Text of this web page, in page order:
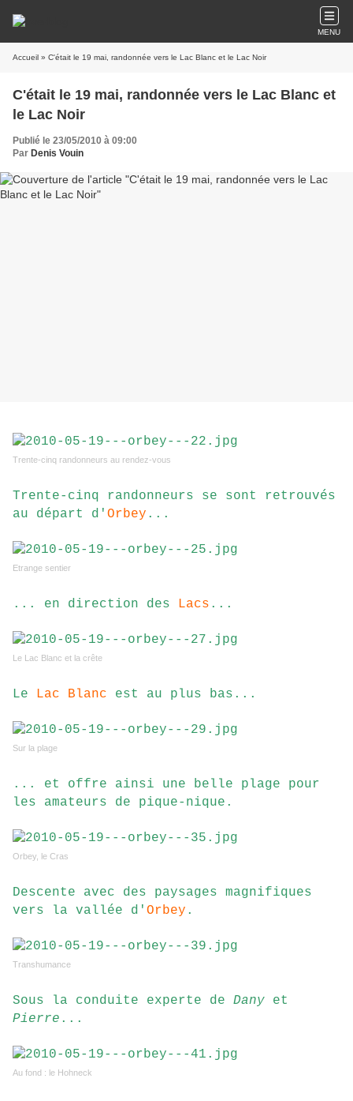
MENU
Accueil » C'était le 19 mai, randonnée vers le Lac Blanc et le Lac Noir
C'était le 19 mai, randonnée vers le Lac Blanc et
le Lac Noir
Publié le 23/05/2010 à 09:00
Par Denis Vouin
Trente-cinq randonneurs au rendez-vous
Trente-cinq randonneurs se sont retrouvés
au départ d' Orbey ...
Etrange sentier
... en direction des Lacs ...
Le Lac Blanc et la crête
Le Lac Blanc est au plus bas...
Sur la plage
... et offre ainsi une belle plage pour
les amateurs de pique-nique.
Orbey, le Cras
Descente avec des paysages magnifiques
vers la vallée d' Orbey .
Transhumance
Sous la conduite experte de Dany et
Pierre ...
Au fond : le Hohneck